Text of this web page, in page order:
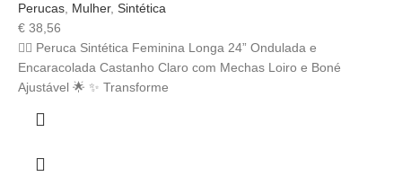
Perucas Mulher, Sintética
€ 38,56
💁‍♀️ Peruca Sintética Feminina Longa 24” Ondulada e
Encaracolada Castanho Claro com Mechas Loiro e Boné
Ajustável 🌟 ✨ Transforme